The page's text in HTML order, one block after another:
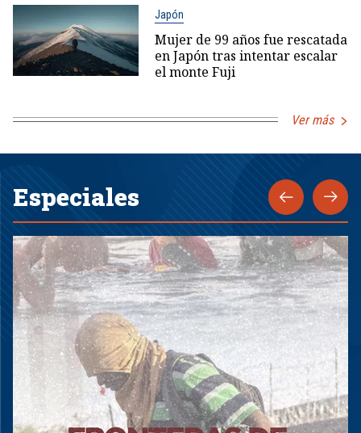
Japón
Mujer de 99 años fue rescatada
en Japón tras intentar escalar
el monte Fuji
Ver más
Especiales